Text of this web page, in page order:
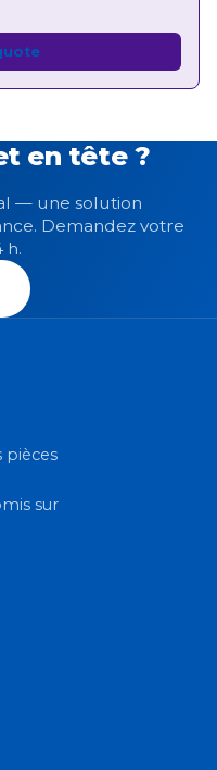
en tête ?
— une solution
Demandez votre
h.
pièces
sur